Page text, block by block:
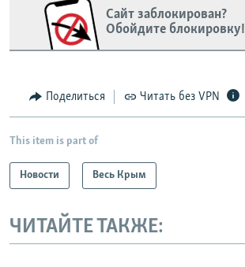
Сайт заблокирован?
Обойдите блокировку!
Поделиться Читать без VPN
This item is part of
Новости Весь Крым
ЧИТАЙТЕ ТАКЖЕ: